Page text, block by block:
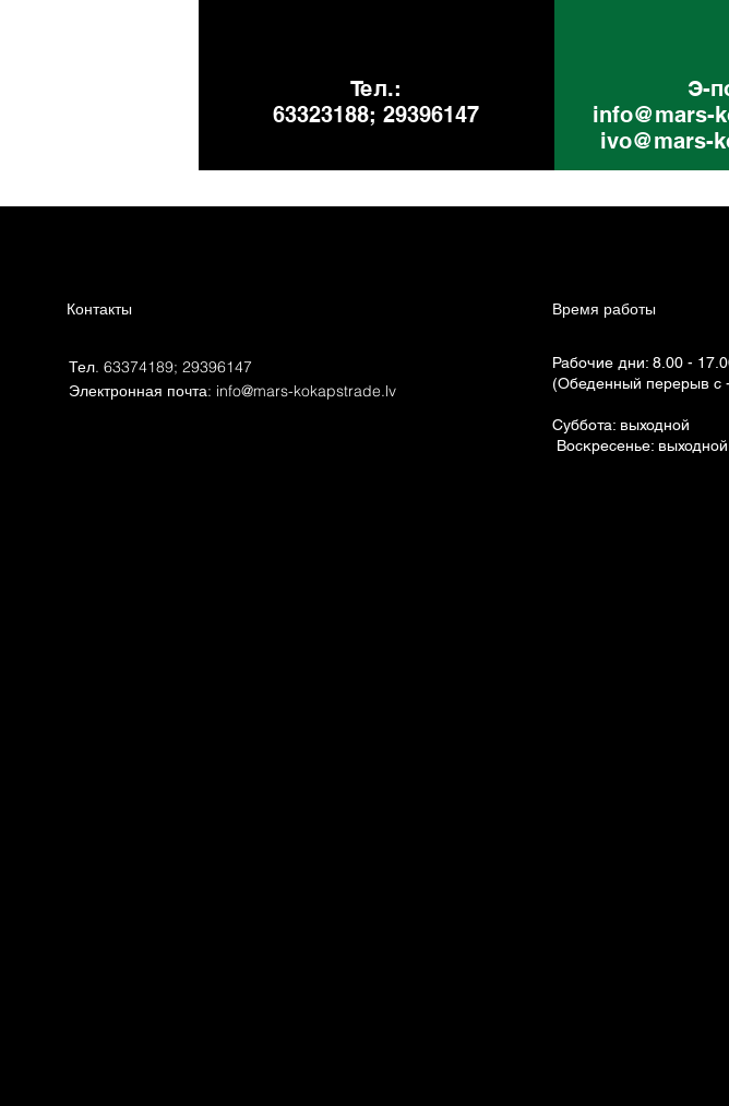
Тел.:
63323188; 29396147
Э-
info@mars-
ivo@mars-
Контакты
Тел. 63374189; 29396147
Электронная почта: info@mars-kokapstrade.lv
Время работы
Рабочие дни: 8.00 -
(Обеденный перерыв с
Суббота: выходной
Воскресенье: выходной